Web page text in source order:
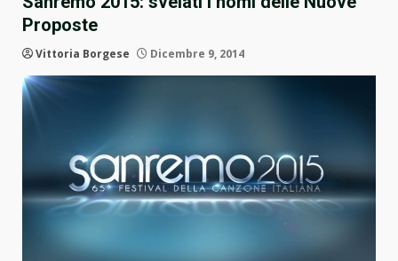
Proposte
Vittoria Borgese Dicembre 9, 2014